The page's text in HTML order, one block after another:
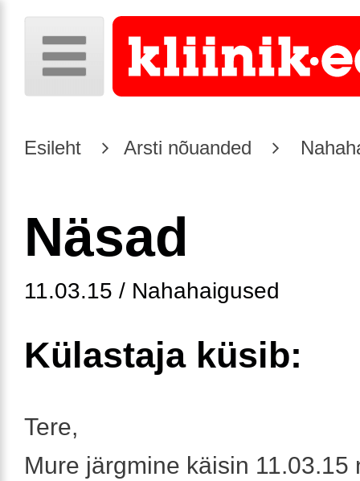
Esileht Arsti nõuanded
Näsad
11.03.15 / Nahahaigused
Külastaja küsib:
Tere,
Mure järgmine käisin 11.03.15